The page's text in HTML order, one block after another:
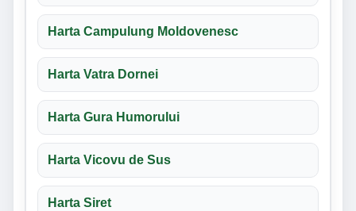
Harta Campulung Moldovenesc
Harta Vatra Dornei
Harta Gura Humorului
Harta Vicovu de Sus
Harta Siret